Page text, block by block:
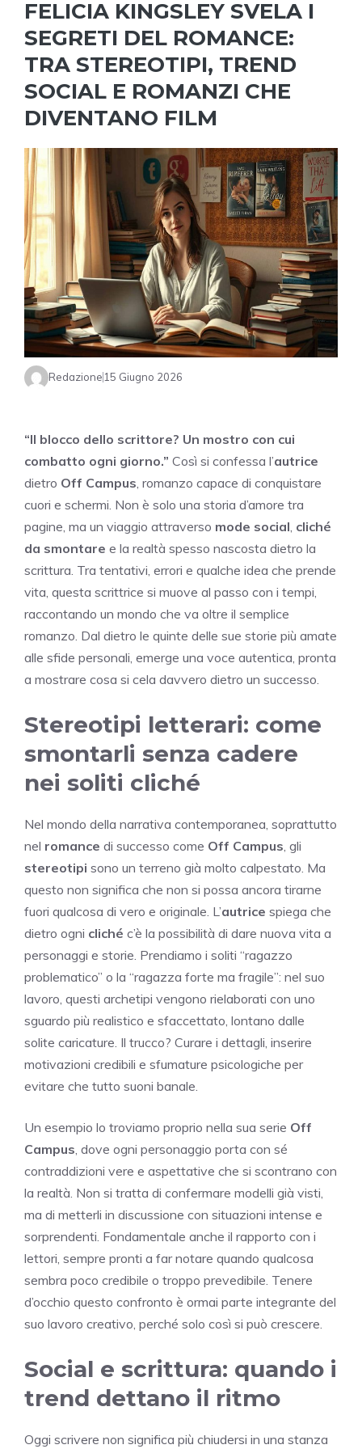
FELICIA KINGSLEY SVELA I
SEGRETI DEL ROMANCE:
TRA STEREOTIPI, TREND
SOCIAL E ROMANZI CHE
DIVENTANO FILM
Redazione15 Giugno 2026
“Il blocco dello scrittore? Un mostro con cui
combatto ogni giorno.” Così si confessa l’autrice
dietro Off Campus , romanzo capace di conquistare
cuori e schermi. Non è solo una storia d’amore tra
pagine, ma un viaggio attraverso mode social cliché
da smontare e la realtà spesso nascosta dietro la
scrittura. Tra tentativi, errori e qualche idea che prende
vita, questa scrittrice si muove al passo con i tempi,
raccontando un mondo che va oltre il semplice
romanzo. Dal dietro le quinte delle sue storie più amate
alle sfide personali, emerge una voce autentica, pronta
a mostrare cosa si cela davvero dietro un successo.
Stereotipi letterari: come
smontarli senza cadere
nei soliti cliché
Nel mondo della narrativa contemporanea, soprattutto
nel romance di successo come Off Campus , gli
stereotipi sono un terreno già molto calpestato. Ma
questo non significa che non si possa ancora tirarne
fuori qualcosa di vero e originale. L’autrice spiega che
dietro ogni cliché c’è la possibilità di dare nuova vita a
personaggi e storie. Prendiamo i soliti “ragazzo
problematico” o la “ragazza forte ma fragile”: nel suo
lavoro, questi archetipi vengono rielaborati con uno
sguardo più realistico e sfaccettato, lontano dalle
solite caricature. Il trucco? Curare i dettagli, inserire
motivazioni credibili e sfumature psicologiche per
evitare che tutto suoni banale.
Un esempio lo troviamo proprio nella sua serie Off
Campus , dove ogni personaggio porta con sé
contraddizioni vere e aspettative che si scontrano con
la realtà. Non si tratta di confermare modelli già visti,
ma di metterli in discussione con situazioni intense e
sorprendenti. Fondamentale anche il rapporto con i
lettori, sempre pronti a far notare quando qualcosa
sembra poco credibile o troppo prevedibile. Tenere
d’occhio questo confronto è ormai parte integrante del
suo lavoro creativo, perché solo così si può crescere.
Social e scrittura: quando i
trend dettano il ritmo
Oggi scrivere non significa più chiudersi in una stanza